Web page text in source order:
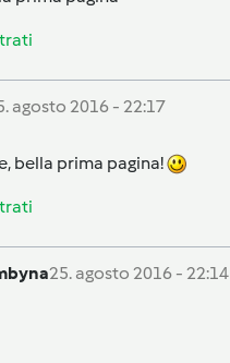
agosto 2016 - 22:17
bella prima pagina!
25. agosto 2016 - 22:14